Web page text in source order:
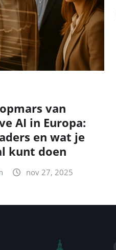
van
AI in Europa:
en wat je
kunt doen
nov 27, 2025